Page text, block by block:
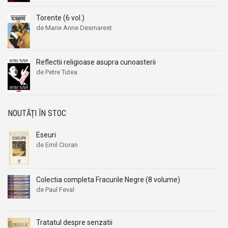
Alessandro Parronchi
Alex Mihai Stoenescu
Alexandra Jones
Alexandra Mosneaga
Alexandre Dumas
Alexandre Koyre
Alexandrian
Alexandru Busuioceanu
Alexandru Dobos
Alessandro Parronchi
Alex Mihai Stoenescu
Alexandra Jones
Alexandra Mosneaga
Alexandre Dumas
Alexandre Koyre
Alexandrian
Alexandru Busuioceanu
Alexandru Dobos
Torente (6 vol.)
de Marie Anne Desmarest
Reflectii religioase asupra cunoasterii
de Petre Tutea
NOUTĂȚI ÎN STOC
Eseuri
de Emil Cioran
Colectia completa Fracurile Negre (8 volume)
de Paul Feval
Tratatul despre senzatii